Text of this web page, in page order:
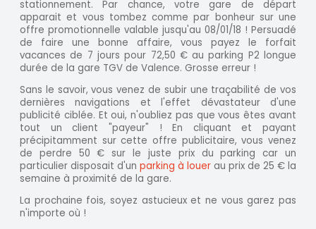
stationnement. Par chance, votre gare de départ
apparait et vous tombez comme par bonheur sur une
offre promotionnelle valable jusqu'au 08/01/18 ! Persuadé
de faire une bonne affaire, vous payez le forfait
vacances de 7 jours pour 72,50 € au parking P2 longue
durée de la gare TGV de Valence. Grosse erreur !
Sans le savoir, vous venez de subir une traçabilité de vos
dernières navigations et l'effet dévastateur d'une
publicité ciblée. Et oui, n'oubliez pas que vous êtes avant
tout un client "payeur" ! En cliquant et payant
précipitamment sur cette offre publicitaire, vous venez
de perdre 50 € sur le juste prix du parking car un
particulier disposait d'un parking à louer au prix de 25 € la
semaine à proximité de la gare.
La prochaine fois, soyez astucieux et ne vous garez pas
n'importe où !